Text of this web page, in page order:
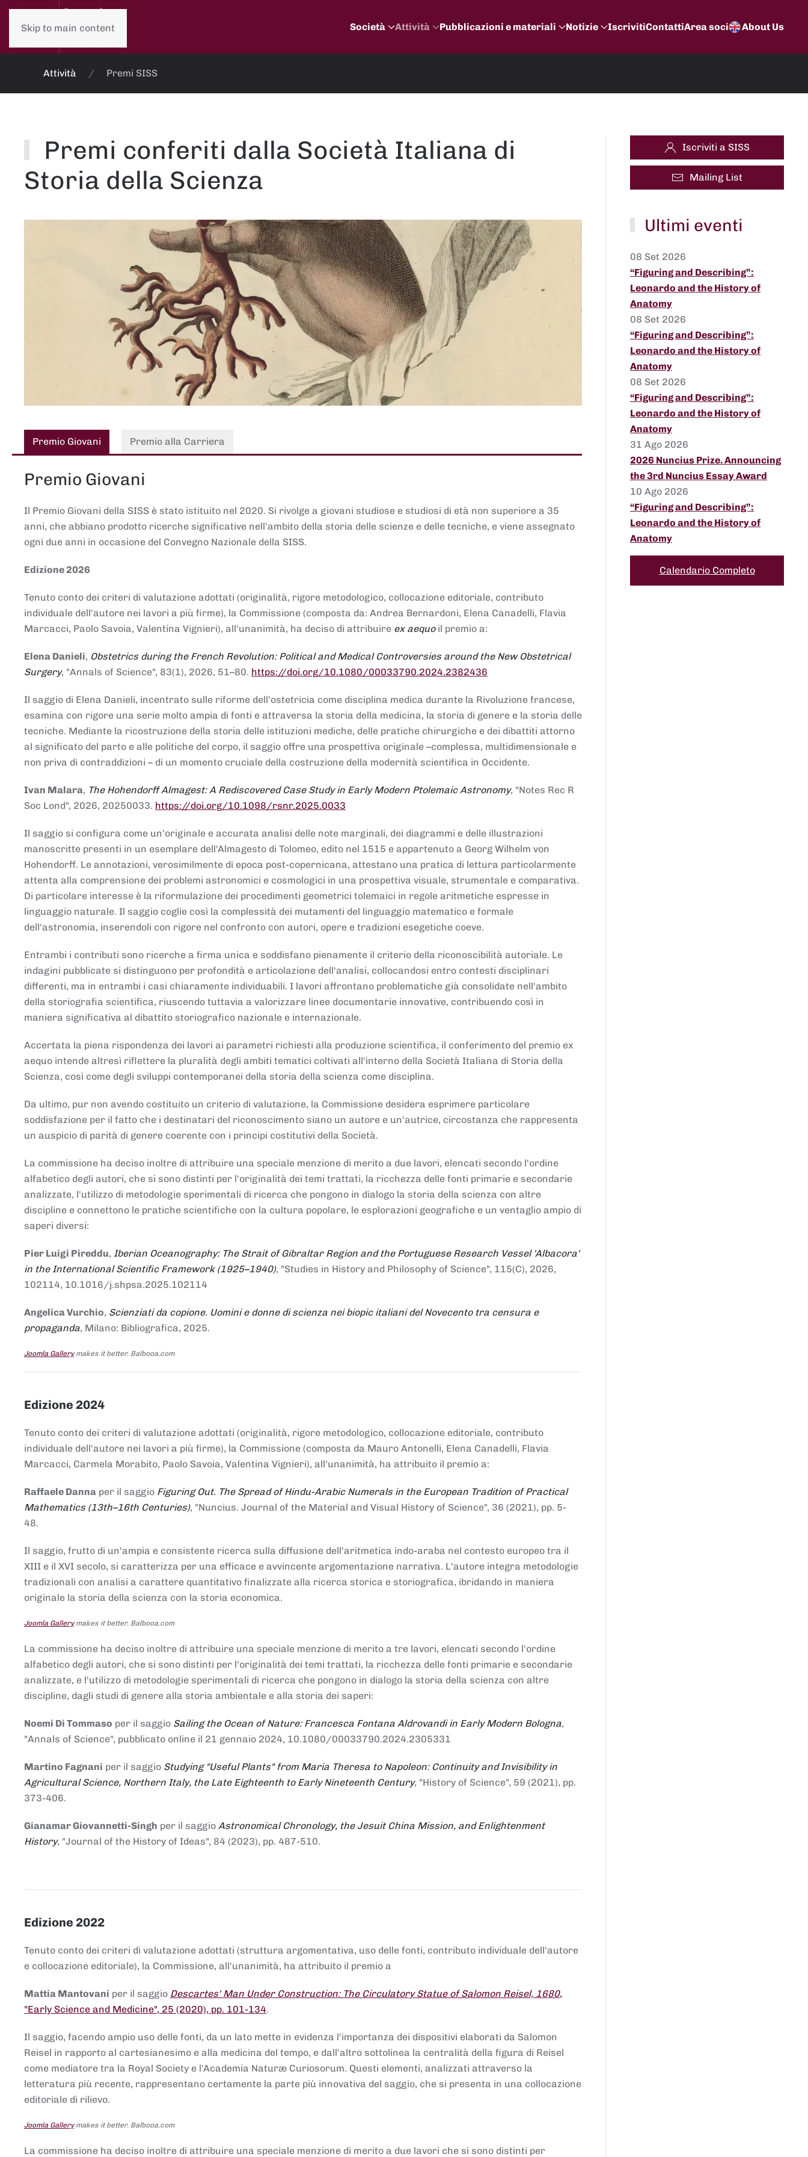
Skip to main content Società Attività Pubblicazioni e materiali Notizie IscrivitiContattiArea soci About Us
Attività Premi SISS
Premi conferiti dalla Società Italiana di
Storia della Scienza
Premio Giovani Premio alla Carriera
Premio Giovani
Il Premio Giovani della SISS è stato istituito nel 2020. Si rivolge a giovani studiose e studiosi di età non superiore a 35
anni, che abbiano prodotto ricerche significative nell’ambito della storia delle scienze e delle tecniche, e viene assegnato
ogni due anni in occasione del Convegno Nazionale della SISS.
Edizione 2026
Tenuto conto dei criteri di valutazione adottati (originalità, rigore metodologico, collocazione editoriale, contributo
individuale dell'autore nei lavori a più firme), la Commissione (composta da: Andrea Bernardoni, Elena Canadelli, Flavia
Marcacci, Paolo Savoia, Valentina Vignieri), all'unanimità, ha deciso di attribuire ex aequoil premio a:
Elena Danieli, Obstetrics during the French Revolution: Political and Medical Controversies around the New Obstetrical
Surgery, "Annals of Science", 83(1), 2026, 51–80. https://doi.org/10.1080/00033790.2024.2382436
Il saggio di Elena Danieli, incentrato sulle riforme dell'ostetricia come disciplina medica durante la Rivoluzione francese,
esamina con rigore una serie molto ampia di fonti e attraversa la storia della medicina, la storia di genere e la storia delle
tecniche. Mediante la ricostruzione della storia delle istituzioni mediche, delle pratiche chirurgiche e dei dibattiti attorno
al significato del parto e alle politiche del corpo, il saggio offre una prospettiva originale –complessa, multidimensionale e
non priva di contraddizioni – di un momento cruciale della costruzione della modernità scientifica in Occidente.
Ivan Malara, The Hohendorff Almagest: A Rediscovered Case Study in Early Modern Ptolemaic Astronomy, "Notes Rec R
Soc Lond", 2026, 20250033. https://doi.org/10.1098/rsnr.2025.0033
Il saggio si configura come un'originale e accurata analisi delle note marginali, dei diagrammi e delle illustrazioni
manoscritte presenti in un esemplare dell'Almagesto di Tolomeo, edito nel 1515 e appartenuto a Georg Wilhelm von
Hohendorff. Le annotazioni, verosimilmente di epoca post-copernicana, attestano una pratica di lettura particolarmente
attenta alla comprensione dei problemi astronomici e cosmologici in una prospettiva visuale, strumentale e comparativa.
Di particolare interesse è la riformulazione dei procedimenti geometrici tolemaici in regole aritmetiche espresse in
linguaggio naturale. Il saggio coglie così la complessità dei mutamenti del linguaggio matematico e formale
dell'astronomia, inserendoli con rigore nel confronto con autori, opere e tradizioni esegetiche coeve.
Entrambi i contributi sono ricerche a firma unica e soddisfano pienamente il criterio della riconoscibilità autoriale. Le
indagini pubblicate si distinguono per profondità e articolazione dell'analisi, collocandosi entro contesti disciplinari
differenti, ma in entrambi i casi chiaramente individuabili. I lavori affrontano problematiche già consolidate nell'ambito
della storiografia scientifica, riuscendo tuttavia a valorizzare linee documentarie innovative, contribuendo così in
maniera significativa al dibattito storiografico nazionale e internazionale.
Accertata la piena rispondenza dei lavori ai parametri richiesti alla produzione scientifica, il conferimento del premio ex
aequo intende altresì riflettere la pluralità degli ambiti tematici coltivati all'interno della Società Italiana di Storia della
Scienza, così come degli sviluppi contemporanei della storia della scienza come disciplina.
Da ultimo, pur non avendo costituito un criterio di valutazione, la Commissione desidera esprimere particolare
soddisfazione per il fatto che i destinatari del riconoscimento siano un autore e un'autrice, circostanza che rappresenta
un auspicio di parità di genere coerente con i principi costitutivi della Società.
La commissione ha deciso inoltre di attribuire una speciale menzione di merito a due lavori, elencati secondo l'ordine
alfabetico degli autori, che si sono distinti per l'originalità dei temi trattati, la ricchezza delle fonti primarie e secondarie
analizzate, l'utilizzo di metodologie sperimentali di ricerca che pongono in dialogo la storia della scienza con altre
discipline e connettono le pratiche scientifiche con la cultura popolare, le esplorazioni geografiche e un ventaglio ampio di
saperi diversi:
Pier Luigi Pireddu, Iberian Oceanography: The Strait of Gibraltar Region and the Portuguese Research Vessel 'Albacora'
in the International Scientific Framework (1925–1940), "Studies in History and Philosophy of Science", 115(C), 2026,
102114, 10.1016/j.shpsa.2025.102114
Angelica Vurchio, Scienziati da copione. Uomini e donne di scienza nei biopic italiani del Novecento tra censura e
propaganda, Milano: Bibliografica, 2025.
Joomla Gallerymakes it better. Balbooa.com
Edizione 2024
Tenuto conto dei criteri di valutazione adottati (originalità, rigore metodologico, collocazione editoriale, contributo
individuale dell'autore nei lavori a più firme), la Commissione (composta da Mauro Antonelli, Elena Canadelli, Flavia
Marcacci, Carmela Morabito, Paolo Savoia, Valentina Vignieri), all'unanimità, ha attribuito il premio a:
Raffaele Danna per il saggio Figuring Out. The Spread of Hindu-Arabic Numerals in the European Tradition of Practical
Mathematics (13th–16th Centuries), "Nuncius. Journal of the Material and Visual History of Science", 36 (2021), pp. 5-
48.
Il saggio, frutto di un'ampia e consistente ricerca sulla diffusione dell'aritmetica indo-araba nel contesto europeo tra il
XIII e il XVI secolo, si caratterizza per una efficace e avvincente argomentazione narrativa. L'autore integra metodologie
tradizionali con analisi a carattere quantitativo finalizzate alla ricerca storica e storiografica, ibridando in maniera
originale la storia della scienza con la storia economica.
Joomla Gallerymakes it better. Balbooa.com
La commissione ha deciso inoltre di attribuire una speciale menzione di merito a tre lavori, elencati secondo l'ordine
alfabetico degli autori, che si sono distinti per l'originalità dei temi trattati, la ricchezza delle fonti primarie e secondarie
analizzate, e l'utilizzo di metodologie sperimentali di ricerca che pongono in dialogo la storia della scienza con altre
discipline, dagli studi di genere alla storia ambientale e alla storia dei saperi:
Noemi Di Tommaso per il saggio Sailing the Ocean of Nature: Francesca Fontana Aldrovandi in Early Modern Bologna,
"Annals of Science", pubblicato online il 21 gennaio 2024, 10.1080/00033790.2024.2305331
Martino Fagnani per il saggio Studying "Useful Plants" from Maria Theresa to Napoleon: Continuity and Invisibility in
Agricultural Science, Northern Italy, the Late Eighteenth to Early Nineteenth Century, "History of Science", 59 (2021), pp.
373-406.
Gianamar Giovannetti-Singh per il saggio Astronomical Chronology, the Jesuit China Mission, and Enlightenment
History, "Journal of the History of Ideas", 84 (2023), pp. 487-510.
Edizione 2022
Tenuto conto dei criteri di valutazione adottati (struttura argomentativa, uso delle fonti, contributo individuale dell'autore
e collocazione editoriale), la Commissione, all'unanimità, ha attribuito il premio a
Mattia Mantovani per il saggio Descartes' Man Under Construction: The Circulatory Statue of Salomon Reisel, 1680,
"Early Science and Medicine", 25 (2020), pp. 101-134.
Il saggio, facendo ampio uso delle fonti, da un lato mette in evidenza l'importanza dei dispositivi elaborati da Salomon
Reisel in rapporto al cartesianesimo e alla medicina del tempo, e dall'altro sottolinea la centralità della figura di Reisel
come mediatore tra la Royal Society e l'Academia Naturæ Curiosorum. Questi elementi, analizzati attraverso la
letteratura più recente, rappresentano certamente la parte più innovativa del saggio, che si presenta in una collocazione
editoriale di rilievo.
Joomla Gallerymakes it better. Balbooa.com
La commissione ha deciso inoltre di attribuire una speciale menzione di merito a due lavori che si sono distinti per
Iscriviti a SISS
Mailing List
Ultimi eventi
08 Set 2026
“Figuring and Describing”:
Leonardo and the History of
Anatomy
08 Set 2026
“Figuring and Describing”:
Leonardo and the History of
Anatomy
08 Set 2026
“Figuring and Describing”:
Leonardo and the History of
Anatomy
31 Ago 2026
2026 Nuncius Prize. Announcing
the 3rd Nuncius Essay Award
10 Ago 2026
“Figuring and Describing”:
Leonardo and the History of
Anatomy
Calendario Completo